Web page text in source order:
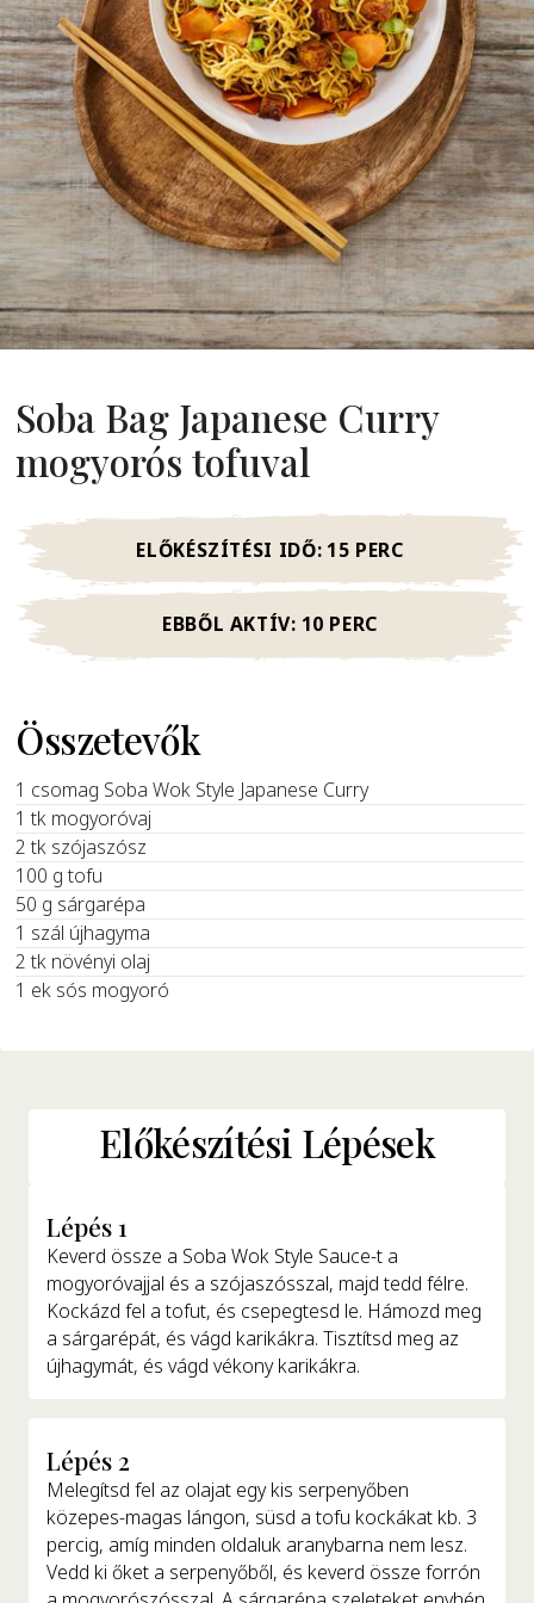
Rólunk
Alapítónk
Értékeink
Karrier
GYIK
Soba Bag Japanese Curry
mogyorós tofuval
ELŐKÉSZÍTÉSI IDŐ: 15 PERC
EBBŐL AKTÍV: 10 PERC
Összetevők
1 csomag Soba Wok Style Japanese Curry
1 tk mogyoróvaj
2 tk szójaszósz
100 g tofu
50 g sárgarépa
1 szál újhagyma
2 tk növényi olaj
1 ek sós mogyoró
Előkészítési Lépések
Lépés 1
Keverd össze a Soba Wok Style Sauce-t a
mogyoróvajjal és a szójaszósszal, majd tedd félre.
Kockázd fel a tofut, és csepegtesd le. Hámozd meg
a sárgarépát, és vágd karikákra. Tisztítsd meg az
újhagymát, és vágd vékony karikákra.
Lépés 2
Melegítsd fel az olajat egy kis serpenyőben
közepes-magas lángon, süsd a tofu kockákat kb. 3
percig, amíg minden oldaluk aranybarna nem lesz.
Vedd ki őket a serpenyőből, és keverd össze forrón